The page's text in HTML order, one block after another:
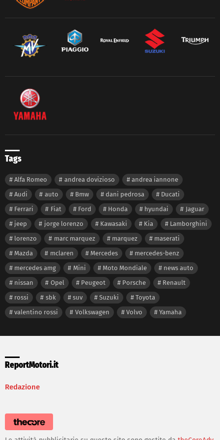
Tags
Alfa Romeo andrea dovizioso
andrea iannone
Audi
auto Bmw dani pedrosa
Ducati
Ferrari
Fiat Ford Honda hyundai
Jaguar
jeep
jorge lorenzo Kawasaki Kia
Lamborghini
lorenzo
marc marquez marquez
maserati
Mazda
mclaren Mercedes
mercedes-benz
mercedes amg
Mini Moto Mondiale
news auto
nissan
Opel Peugeot Porsche
Renault
rossi
sbk suv Suzuki
Toyota
valentino rossi
Volkswagen Volvo Yamaha
ReportMotori.it
Redazione